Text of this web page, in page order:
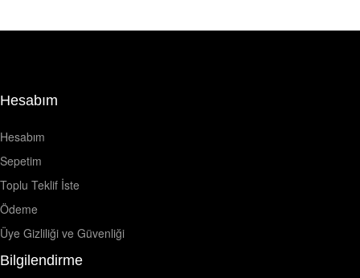
Hesabım
Hesabım
Sepetim
Toplu Teklif İste
Ödeme
Üye Gizliliği ve Güvenliği
Bilgilendirme